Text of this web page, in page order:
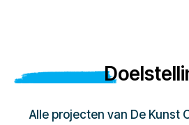
Alle projecten van De Kunst